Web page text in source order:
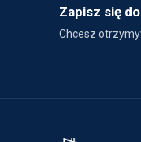
Zapisz się do
Chcesz